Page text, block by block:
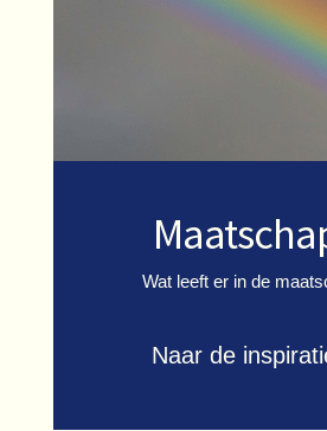
Wat leeft er in de
Naar de